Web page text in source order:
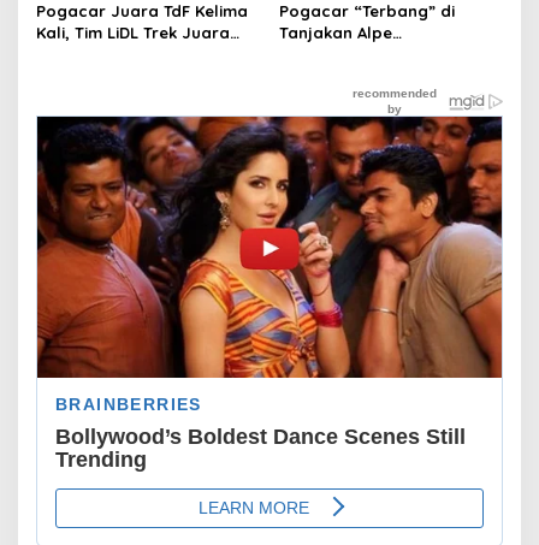
Pogacar Juara TdF Kelima
Kali, Tim LiDL Trek Juara
Pogacar “Terbang” di
Tanjakan Alpe